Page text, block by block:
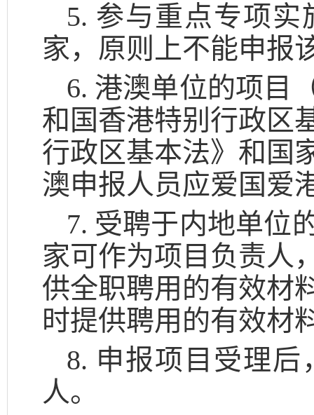
5. 参与重点专项
家，原则上不能申报
6. 港澳单位的项目
和国香港特别行政区
行政区基本法》和国
澳申报人员应爱国爱
7. 受聘于内地单位
家可作为项目负责人
供全职聘用的有效材
时提供聘用的有效材
8. 申报项目受理
人。